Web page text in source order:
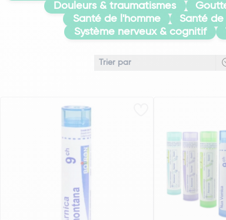
Douleurs & traumatismes
Santé de l'homme
Santé
Système nerveux & cognitif